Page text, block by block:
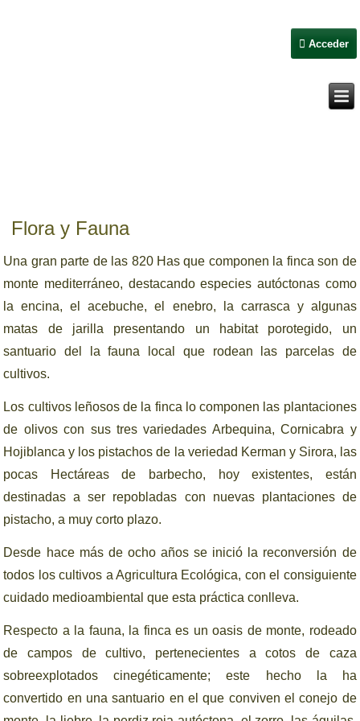
Acceder
Flora y Fauna
Una gran parte de las 820 Has que componen la finca son de
monte mediterráneo, destacando especies autóctonas como
la encina, el acebuche, el enebro, la carrasca y algunas
matas de jarilla presentando un habitat porotegido, un
santuario del la fauna local que rodean las parcelas de
cultivos.
Los cultivos leñosos de la finca lo componen las plantaciones
de olivos con sus tres variedades Arbequina, Cornicabra y
Hojiblanca y los pistachos de la veriedad Kerman y Sirora, las
pocas Hectáreas de barbecho, hoy existentes, están
destinadas a ser repobladas con nuevas plantaciones de
pistacho, a muy corto plazo.
Desde hace más de ocho años se inició la reconversión de
todos los cultivos a Agricultura Ecológica, con el consiguiente
cuidado medioambiental que esta práctica conlleva.
Respecto a la fauna, la finca es un oasis de monte, rodeado
de campos de cultivo, pertenecientes a cotos de caza
sobreexplotados cinegéticamente; este hecho la ha
convertido en una santuario en el que conviven el conejo de